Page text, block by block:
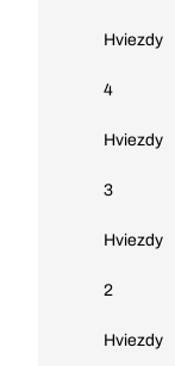
Hviezdy
4
Hviezdy
3
Hviezdy
2
Hviezdy